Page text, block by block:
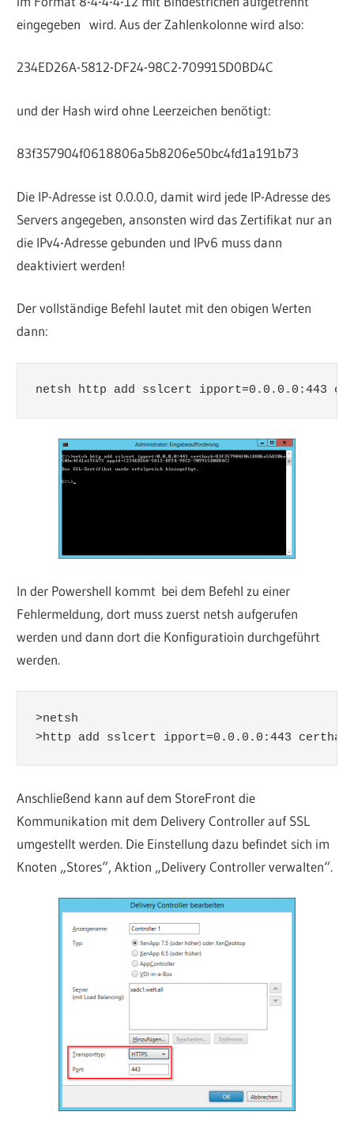
eingegeben wird. Aus der Zahlenkolonne wird also:
234ED26A-5812-DF24-98C2-709915D0BD4C
und der Hash wird ohne Leerzeichen benötigt:
‎83f357904f0618806a5b8206e50bc4fd1a191b73
Die IP-Adresse ist 0.0.0.0, damit wird jede IP-Adresse des
Servers angegeben, ansonsten wird das Zertifikat nur an
die IPv4-Adresse gebunden und IPv6 muss dann
deaktiviert werden!
Der vollständige Befehl lautet mit den obigen Werten
dann:
netsh http add sslcert ipport=0.0.0.0:443
In der Powershell kommt bei dem Befehl zu einer
Fehlermeldung, dort muss zuerst netsh aufgerufen
werden und dann dort die Konfiguratioin durchgeführt
werden.
>netsh
>http add sslcert ipport=0.0.0.0:443
Anschließend kann auf dem StoreFront die
Kommunikation mit dem Delivery Controller auf SSL
umgestellt werden. Die Einstellung dazu befindet sich im
Knoten „Stores“, Aktion „Delivery Controller verwalten“.